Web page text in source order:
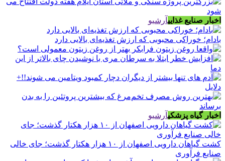
اخبار صنایع غذاییآرشیو
بادام؛ خوراکی محبوبی که ارزش تغذیه‌ای بالایی دارد
اخبار گیاه پزشکیآرشیو
کشت گیاهان دارویی اصفهان از ۱۰ هزار هکتار گذشت؛ جای خالی
صنایع فرآوری